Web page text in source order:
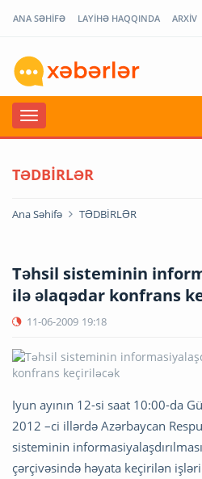
ANA SƏHİFƏ LAYİHƏ HAQQINDA ARXİV
TƏDBİRLƏR
Ana Səhifə TƏDBİRLƏR
Təhsil sisteminin
ilə əlaqədar konfrans
11-06-2009 19:18
Iyun ayının 12-si saat 10:00-da
2012 –ci illərdə Azərbaycan
sisteminin
çərçivəsində həyata keçirilən